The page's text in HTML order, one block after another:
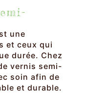
une
et ceux qui
durée. Chez
vernis semi-
soin afin de
et durable.